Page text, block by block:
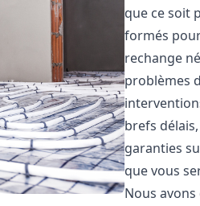
que ce soit
formés
rechange
problèmes
brefs
garanties
que vous
Nous